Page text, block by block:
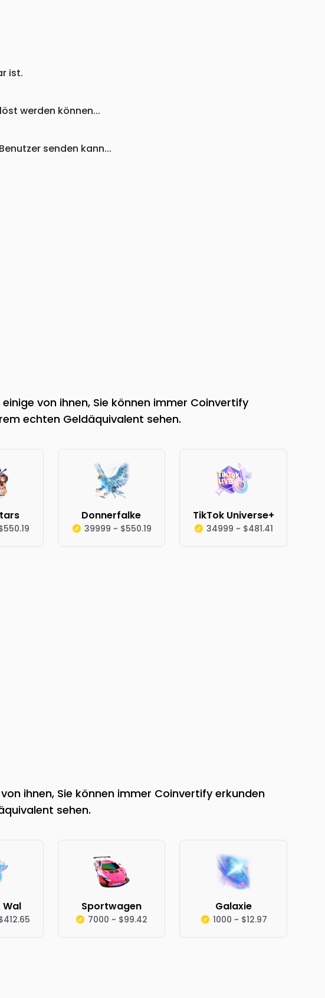
ist.
werden können...
senden kann...
von ihnen, Sie können immer Coinvertify
echten Geldäquivalent sehen.
Donnerfalke
39999 ~ $550.19
TikTok Universe+
34999 ~ $481.41
ihnen, Sie können immer Coinvertify erkunden
sehen.
Wal Sportwagen
7000 ~ $99.42
Galaxie
1000 ~ $12.97